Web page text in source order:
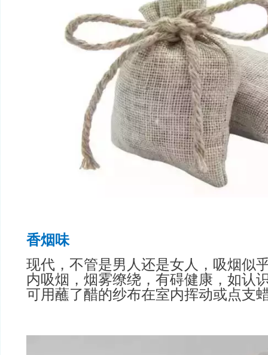
香烟味
现代，不管是男人还是女人，吸烟似
内吸烟，烟雾缭绕，有碍健康，如认
可用蘸了醋的纱布在室内挥动或点支